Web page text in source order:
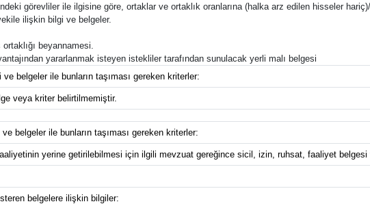
görevliler ile ilgisine göre, ortaklar ve ortaklık oranlarına (halka arz edilen hisseler
ilişkin bilgi ve belgeler.
beyannamesi.
yararlanmak isteyen istekliler tarafından sunulacak yerli malı belgesi
belgeler ile bunların taşıması gereken kriterler:
veya kriter belirtilmemiştir.
belgeler ile bunların taşıması gereken kriterler:
yerine getirilebilmesi için ilgili mevzuat gereğince sicil, izin, ruhsat, faaliyet belgesi
belgelere ilişkin bilgiler: